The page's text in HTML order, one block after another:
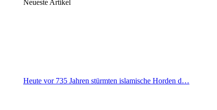
Neueste Artikel
Heute vor 735 Jahren stürmten islamische Horden d…